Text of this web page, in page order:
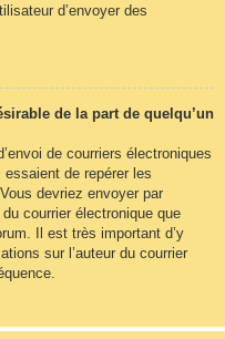
d’envoyer des
de la part de quelqu’un
de courriers électroniques
de repérer les
devriez envoyer par
courrier électronique que
Il est très important d’y
sur l’auteur du courrier